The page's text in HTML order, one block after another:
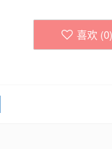
喜欢 (0)